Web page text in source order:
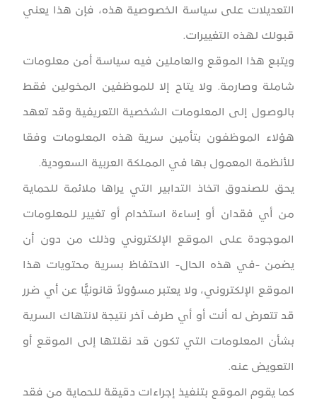
التعديلات على سياسة الخصوصية هذه، فإن هذا يعني
قبولك لهذه التغييرات.
ويتبع هذا الموقع والعاملين فيه سياسة أمن معلومات
شاملة وصارمة. ولا يتاح إلا للموظفين المخولين فقط
بالوصول إلى المعلومات الشخصية التعريفية وقد تعهد
هؤلاء الموظفون بتأمين سرية هذه المعلومات وفقا
للأنظمة المعمول بها في المملكة العربية السعودية.
يحق للصندوق اتخاذ التدابير التي يراها ملائمة للحماية
من أي فقدان أو إساءة استخدام أو تغيير للمعلومات
الموجودة على الموقع الإلكتروني وذلك من دون أن
يضمن -في هذه الحال- الاحتفاظ بسرية محتويات هذا
الموقع الإلكتروني، ولا يعتبر مسؤولاً قانونيًّا عن أي ضرر
قد تتعرض له أنت أو أي طرف آخر نتيجة لانتهاك السرية
بشأن المعلومات التي تكون قد نقلتها إلى الموقع أو
التعويض عنه.
كما يقوم الموقع بتنفيذ إجراءات دقيقة للحماية من فقد